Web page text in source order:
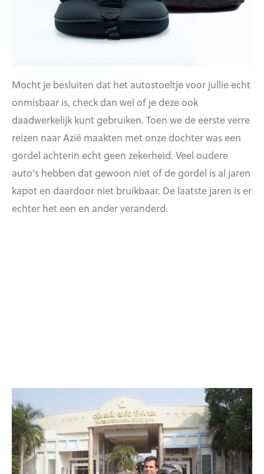
Mocht je besluiten dat het autostoeltje voor jullie echt
onmisbaar is, check dan wel of je deze ook
daadwerkelijk kunt gebruiken. Toen we de eerste verre
reizen naar Azië maakten met onze dochter was een
gordel achterin echt geen zekerheid. Veel oudere
auto’s hebben dat gewoon niet of de gordel is al jaren
kapot en daardoor niet bruikbaar. De laatste jaren is er
echter het een en ander veranderd.